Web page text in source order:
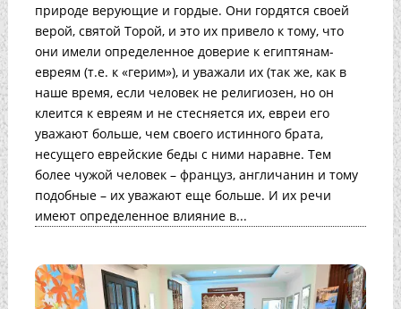
природе верующие и гордые. Они гордятся своей
верой, святой Торой, и это их привело к тому, что
они имели определенное доверие к египтянам-
евреям (т.е. к «герим»), и уважали их (так же, как в
наше время, если человек не религиозен, но он
клеится к евреям и не стесняется их, евреи его
уважают больше, чем своего истинного брата,
несущего еврейские беды с ними наравне. Тем
более чужой человек – француз, англичанин и тому
подобные – их уважают еще больше. И их речи
имеют определенное влияние в...